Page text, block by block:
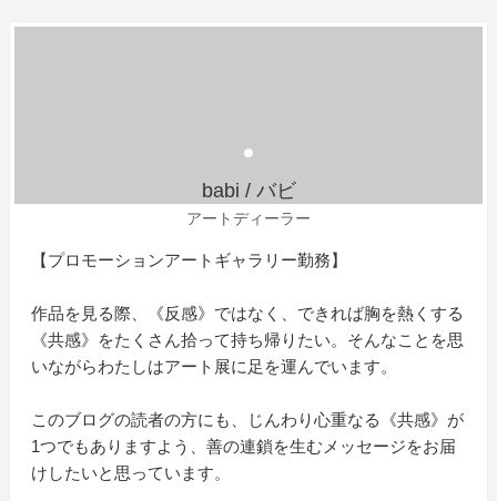
babi / バビ
アートディーラー
【プロモーションアートギャラリー勤務】
作品を見る際、《反感》ではなく、できれば胸を熱くする
《共感》をたくさん拾って持ち帰りたい。そんなことを思
いながらわたしはアート展に足を運んでいます。
このブログの読者の方にも、じんわり心重なる《共感》が
1つでもありますよう、善の連鎖を生むメッセージをお届
けしたいと思っています。